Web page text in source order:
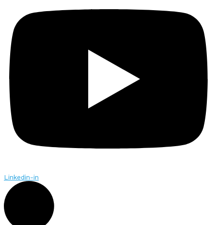
Linkedin-in